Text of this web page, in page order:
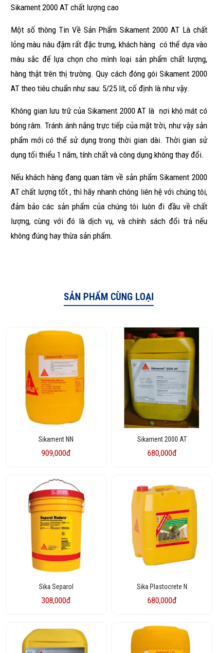
Sikament 2000 AT chất lượng cao
Một số thông Tin Về Sản Phẩm Sikament 2000 AT Là chất
lỏng màu nâu đậm rất đặc trưng, khách hàng có thể dựa vào
màu sắc để lựa chọn cho mình loại sản phẩm chất lượng,
hàng thật trên thị trường. Quy cách đóng gói Sikament 2000
AT theo tiêu chuẩn như sau: 5/25 lít, cố định là như vậy.
Không gian lưu trữ của Sikament 2000 AT là nơi khô mát có
bóng râm. Tránh ánh nắng trực tiếp của mặt trời, như vậy sản
phẩm mới có thể sử dụng trong thời gian dài. Thời gian sử
dụng tối thiểu 1 năm, tính chất và công dụng không thay đổi.
Nếu khách hàng đang quan tâm về sản phẩm Sikament 2000
AT chất lượng tốt , thì hãy nhanh chóng liên hệ với chúng tôi,
đảm bảo các sản phẩm của chúng tôi luôn đi đầu về chất
lượng, cùng với đó là dịch vụ, và chính sách đổi trả nếu
không đúng hay thừa sản phẩm.
SẢN PHẨM CÙNG LOẠI
Sikament NN
909,000đ
Sikament 2000 AT
680,000đ
Sika Separol
308,000đ
Sika Plastocrete N
680,000đ